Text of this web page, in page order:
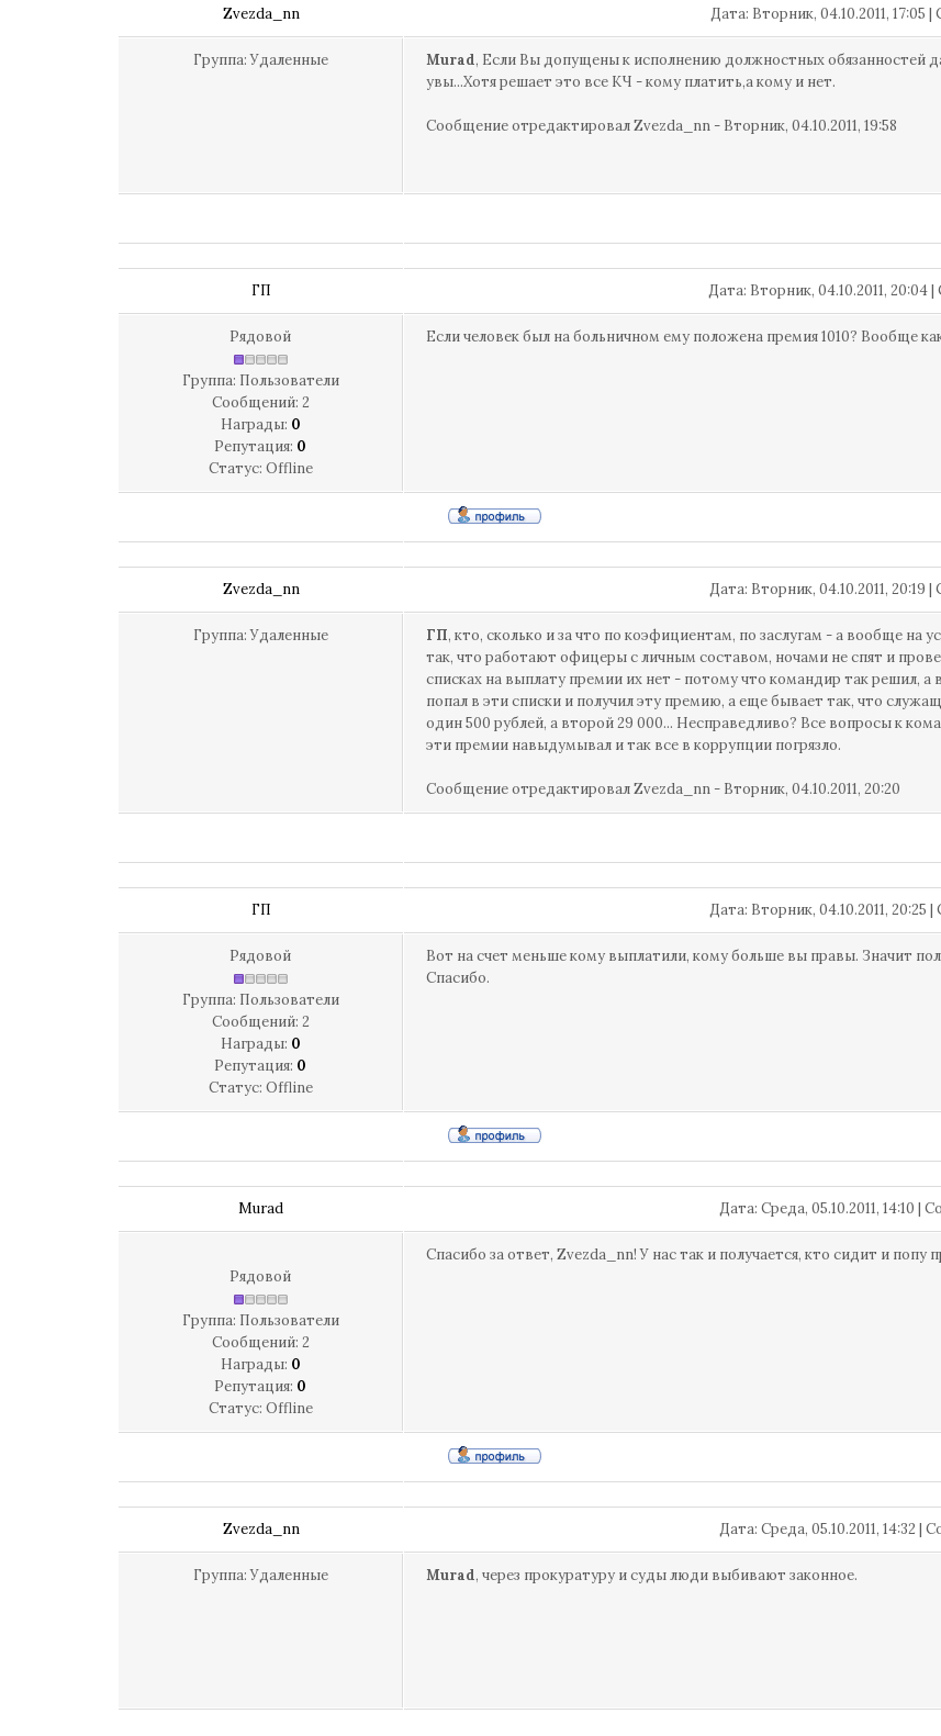
Zvezda_nn Дата: Вторник, 04.10.2011, 17:05
Группа: Удаленные Murad, Если Вы допущены к исполнению должностных обязанностей
увы...Хотя решает это все КЧ - кому платить,а кому и нет.
Сообщение отредактировалZvezda_nn - Вторник, 04.10.2011, 19:58
ГП Дата: Вторник, 04.10.2011,
Рядовой
Группа: Пользователи
Сообщений: 2
Награды: 0
Репутация: 0
Статус: Offline
Если человек был на больничном ему положена премия 1010? Вообще
Zvezda_nn Дата: Вторник, 04.10.2011, 20:19
Группа: Удаленные ГП, кто, сколько и за что по коэфициентам, по заслугам - а вообще на
так, что работают офицеры с личным составом, ночами не спят и
списках на выплату премии их нет - потому что командир так решил,
попал в эти списки и получил эту премию, а еще бывает так, что
один 500 рублей, а второй 29 000... Несправедливо? Все вопросы к
эти премии навыдумывал и так все в коррупции погрязло.
Сообщение отредактировалZvezda_nn - Вторник, 04.10.2011, 20:20
ГП Дата: Вторник, 04.10.2011,
Рядовой
Группа: Пользователи
Сообщений: 2
Награды: 0
Репутация: 0
Статус: Offline
Вот на счет меньше кому выплатили, кому больше вы правы. Значит
Спасибо.
Murad Дата: Среда, 05.10.2011, 14:10 |
Рядовой
Группа: Пользователи
Сообщений: 2
Награды: 0
Репутация: 0
Статус: Offline
Спасибо за ответ, Zvezda_nn! У нас так и получается, кто сидит и
Zvezda_nn Дата: Среда, 05.10.2011, 14:32 |
Группа: Удаленные Murad, через прокуратуру и суды люди выбивают законное.